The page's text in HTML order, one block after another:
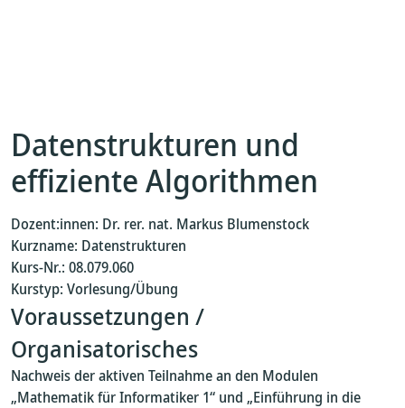
Datenstrukturen und
effiziente Algorithmen
Dozent:innen: Dr. rer. nat. Markus Blumenstock
Kurzname: Datenstrukturen
Kurs-Nr.: 08.079.060
Kurstyp: Vorlesung/Übung
Voraussetzungen /
Organisatorisches
Nachweis der aktiven Teilnahme an den Modulen
„Mathematik für Informatiker 1“ und „Einführung in die